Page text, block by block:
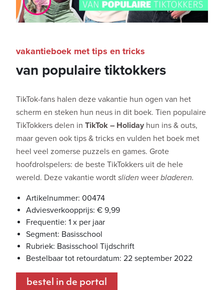
van populaire tiktokkers
vakantieboek met tips en tricks
TikTok-fans halen deze vakantie hun ogen van het
scherm en steken hun neus in dit boek. Tien populaire
TikTokkers delen in TikTok – Holiday hun ins & outs,
maar geven ook tips & tricks en vulden het boek met
heel veel zomerse puzzels en games. Grote
hoofdrolspelers: de beste TikTokkers uit de hele
wereld. Deze vakantie wordt sliden weer bladeren.
Artikelnummer: 00474
Adviesverkoopprijs: € 9,99
Frequentie: 1 x per jaar
Segment: Basisschool
Rubriek: Basisschool Tijdschrift
Bestelbaar tot retourdatum: 22 september 2022
bestel in de portal